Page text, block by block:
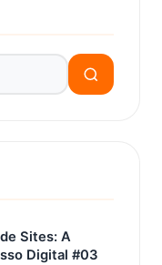
Sites: A
Digital #03